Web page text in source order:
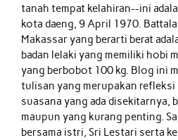
tanah tempat kelahiran--ini
kota daeng, 9 April 1970.
Makassar yang berarti berat
badan lelaki yang memiliki hobi
yang berbobot 100 kg. Blog ini
tulisan yang merupakan
suasana yang ada disekitarnya,
maupun yang kurang penting.
bersama istri, Sri Lestari serta